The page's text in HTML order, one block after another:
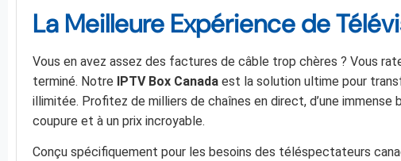
La Meilleure Expérience de
Vous en avez assez des factures de câble trop chères ? Vous
terminé. Notre IPTV Box Canada est la solution ultime pour
illimitée. Profitez de milliers de chaînes en direct, d’une
coupure et à un prix incroyable.
Conçu spécifiquement pour les besoins des téléspectateurs